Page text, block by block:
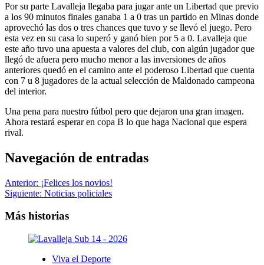
Por su parte Lavalleja llegaba para jugar ante un Libertad que previo
a los 90 minutos finales ganaba 1 a 0 tras un partido en Minas donde
aprovechó las dos o tres chances que tuvo y se llevó el juego. Pero
esta vez en su casa lo superó y ganó bien por 5 a 0. Lavalleja que
este año tuvo una apuesta a valores del club, con algún jugador que
llegó de afuera pero mucho menor a las inversiones de años
anteriores quedó en el camino ante el poderoso Libertad que cuenta
con 7 u 8 jugadores de la actual selección de Maldonado campeona
del interior.
Una pena para nuestro fútbol pero que dejaron una gran imagen.
Ahora restará esperar en copa B lo que haga Nacional que espera
rival.
Navegación de entradas
Anterior: ¡Felices los novios!
Siguiente: Noticias policiales
Más historias
Viva el Deporte